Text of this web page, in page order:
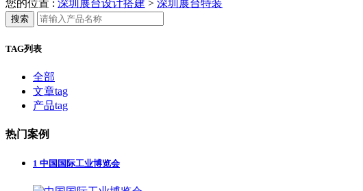
您的位置 : 深圳展台设计搭建 > 深圳展台特装
搜索
TAG列表
全部
文章tag
产品tag
热门案例
1 中国国际工业博览会